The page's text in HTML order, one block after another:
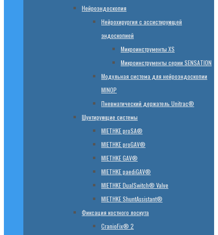
Нейроэндоскопия
Нейрохирургия с ассистирующей
эндоскопией
Микроинструменты XS
Микроинструменты серии SENSATION
Модульная система для нейроэндоскопии
MINOP
Пневматический держатель Unitrac®
Шунтирующие системы
MIETHKE proSA®
MIETHKE proGAV®
MIETHKE GAV®
MIETHKE paediGAV®
MIETHKE DualSwitch® Valve
MIETHKE ShuntAssistant®
Фиксация костного лоскута
CranioFix® 2